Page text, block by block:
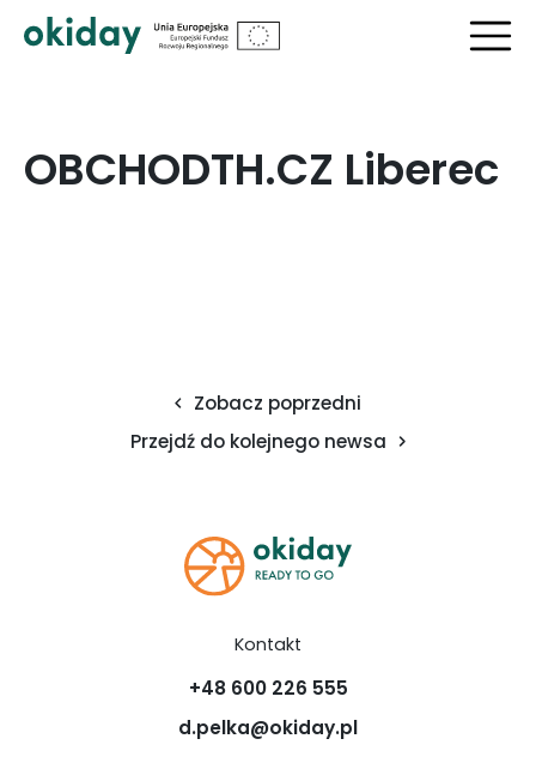
OBCHODTH.CZ Liberec
Zobacz poprzedni
Przejdź do kolejnego newsa
Kontakt
+48 600 226 555
d.pelka@okiday.pl